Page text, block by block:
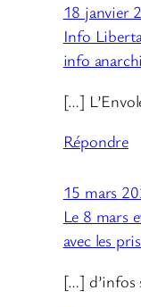
18 janvier
Info
info
[…]
Répondre
15 mars
Le 8 mars
avec les
[…] d’infos